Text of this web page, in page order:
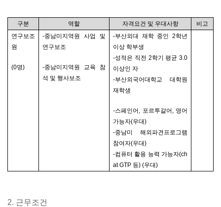
구분 역할 자격요건 및 우대사항
비고
연구보조
원
(0명)
-중남미지역원 사업 및
연구보조
-중남미지역원 교육 참
석 및 행사보조
-부산외대 재학 중인2학년
이상 학부생
-성적은 직전 2학기 평균3.0
이상인 자
-부산외국어대학교 대학원
재학생
-스페인어 , 포르투갈어 , 영어
가능자(우대)
-중남미 해외파견프로그램
참여자(우대)
-컴퓨터 활용 능력 가능자(ch
at GTP 등) (우대)
2. 근무조건